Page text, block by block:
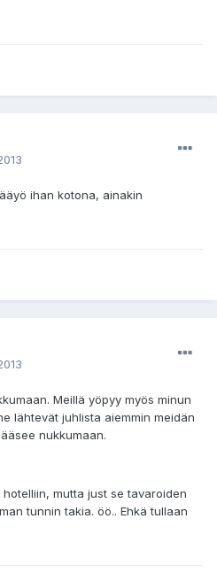
ihan kotona, ainakin
Meillä yöpyy myös minun
lähtevät juhlista aiemmin meidän
nukkumaan.
mutta just se tavaroiden
tunnin takia. öö.. Ehkä tullaan